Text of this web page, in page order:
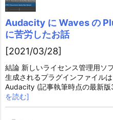
Audacity に Waves の
に苦労したお話
[2021/03/28]
結論 新しいライセンス管理用ソ
生成されるプラグインファイル
Audacity (記事執筆時点の最新版
を読む]